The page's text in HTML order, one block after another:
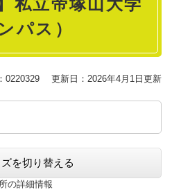
私立帝塚山大学
パス）
0220329 更新日：2026年4月1日更新
を切り替える
の詳細情報